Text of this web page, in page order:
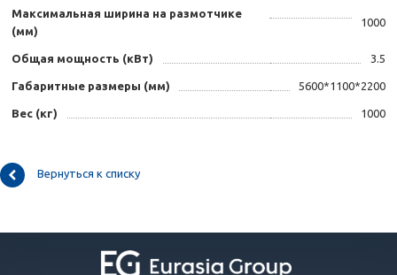
Максимальная ширина на размотчике
(мм)
1000
Общая мощность (кВт) 3.5
Габаритные размеры (мм) 5600*1100*2200
Вес (кг) 1000
Вернуться к списку